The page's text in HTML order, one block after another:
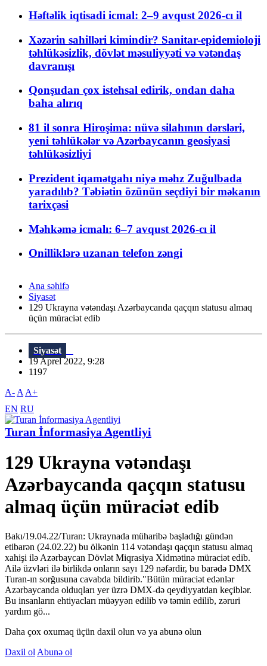
Həftəlik iqtisadi icmal: 2–9 avqust 2026-cı il
Xəzərin sahilləri kimindir? Sanitar-epidemioloji
təhlükəsizlik, dövlət məsuliyyəti və vətəndaş
davranışı
Qonşudan çox istehsal edirik, ondan daha
baha alırıq
81 il sonra Hiroşima: nüvə silahının dərsləri,
yeni təhlükələr və Azərbaycanın geosiyasi
təhlükəsizliyi
Prezident iqamətgahı niyə məhz Zuğulbada
yaradılıb? Təbiətin özünün seçdiyi bir məkanın
tarixçəsi
Məhkəmə icmalı: 6–7 avqust 2026-cı il
Onilliklərə uzanan telefon zəngi
Ana səhifə
Siyasət
129 Ukrayna vətəndaşı Azərbaycanda qaçqın statusu almaq
üçün müraciət edib
Siyasət
19 Aprel 2022, 9:28
1197
A- A A+
EN RU
Turan İnformasiya Agentliyi
129 Ukrayna vətəndaşı
Azərbaycanda qaçqın statusu
almaq üçün müraciət edib
Bakı/19.04.22/Turan: Ukraynada müharibə başladığı gündən
etibarən (24.02.22) bu ölkənin 114 vətəndaşı qaçqın statusu almaq
xahişi ilə Azərbaycan Dövlət Miqrasiya Xidmətinə müraciət edib.
Ailə üzvləri ilə birlikdə onların sayı 129 nəfərdir, bu barədə DMX
Turan-ın sorğusuna cavabda bildirib."Bütün müraciət edənlər
Azərbaycanda olduqları yer üzrə DMX-də qeydiyyatdan keçiblər.
Bu insanların ehtiyacları müəyyən edilib və təmin edilib, zəruri
yardım gö...
Daha çox oxumaq üçün daxil olun və ya abunə olun
Daxil ol Abunə ol